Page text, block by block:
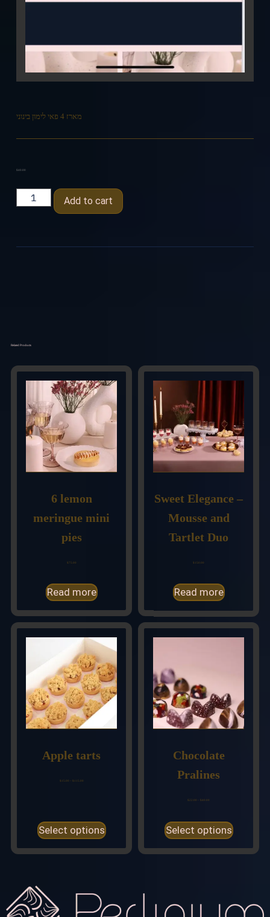
מארז 4 פאי לימון בינוני
$40.00
Add to cart
Related Products
6 lemon
meringue mini
pies
$ 75.00
Read more
Sweet Elegance –
Mousse and
Tartlet Duo
$ 150.00
Read more
Apple tarts
$ 15.00 $ 115.00
Select options
Chocolate
Pralines
$22.00 $ 40.00
Select options